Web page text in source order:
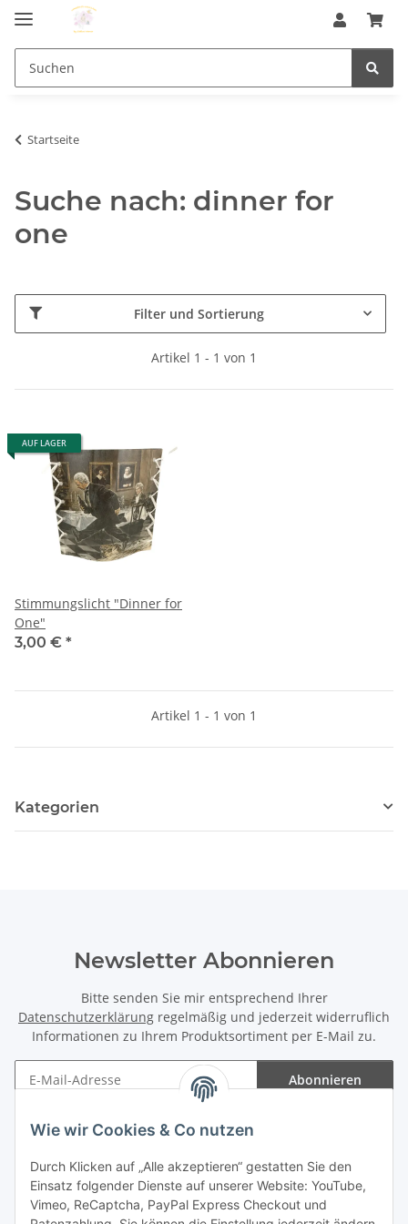
Wie wir Cookies & Co nutzen
Durch Klicken auf „Alle akzeptieren“ gestatten Sie den
Einsatz folgender Dienste auf unserer Website: YouTube,
Vimeo, ReCaptcha, PayPal Express Checkout und
Startseite
Suche nach: dinner for
one
Filter und Sortierung
Artikel 1 - 1 von 1
AUF LAGER
Stimmungslicht "Dinner for
One"
3,00 € *
Artikel 1 - 1 von 1
Kategorien
Newsletter Abonnieren
Bitte senden Sie mir entsprechend Ihrer
Datenschutzerklärung regelmäßig und jederzeit widerruflich
Informationen zu Ihrem Produktsortiment per E-Mail zu.
Abonnieren
Gesetzliche Informationen